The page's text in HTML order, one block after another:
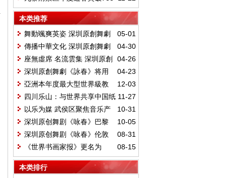
萬人次
本类推荐
05-01
舞動颯爽英姿 深圳原創舞劇
《詠春》聖彼得堡首演綻放東方魅
力
04-30
傳播中華文化 深圳原創舞劇
《詠春》即將登陸馬林斯基劇院04-26
座無虛席 名流雲集 深圳原創
舞劇《詠春》俄羅斯驚豔首秀
04-23
深圳原創舞劇《詠春》将用
舞姿引領俄羅斯觀衆領略中國文化
魅力
12-03
亞洲本年度最大型世界級教
育界會議 「大學校長高峰論壇
2024」舉行 全球 50 多間大學校長
及教育領袖出席
11-27
四川乐山：与世界共享中国纸
艺“第一村”案例
10-31
以乐为媒 武侯区聚焦音乐产
业新机遇
10-05
深圳原创舞剧《咏春》巴黎
首秀 塞纳河畔掀起“咏春”旋风
08-31
深圳原创舞剧《咏春》伦敦
首演“令人惊叹！”
08-15
《世界书画家报》更名为
《世界文化报》 开启文化传播新征
程
本类排行